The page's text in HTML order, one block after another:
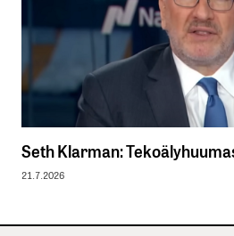
Seth Klarman:
21.7.2026